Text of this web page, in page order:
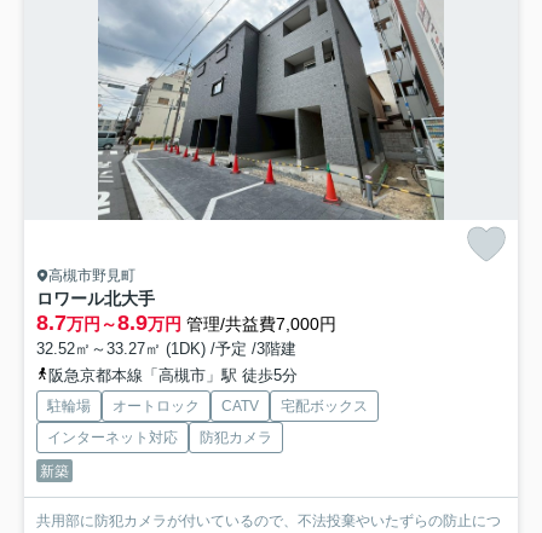
高槻市野見町
ロワール北大手
8.7万円～8.9万円 管理/共益費7,000円
32.52㎡～33.27㎡ (1DK) /予定 /3階建
阪急京都本線「高槻市」駅 徒歩5分
駐輪場 オートロック CATV
宅配ボックス
インターネット対応
防犯カメラ
新築
共用部に防犯カメラが付いているので、不法投棄やいたずらの防止につ